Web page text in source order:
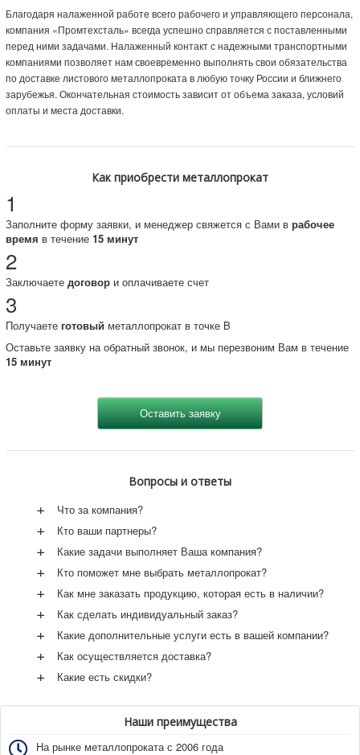
Благодаря налаженной работе всего рабочего и управляющего персонала,
компания «Промтехсталь» всегда успешно справляется с поставленными
перед ними задачами. Налаженный контакт с надежными транспортными
компаниями позволяет нам своевременно выполнять свои обязательства
по доставке листового металлопроката в любую точку России и ближнего
зарубежья. Окончательная стоимость зависит от объема заказа, условий
оплаты и места доставки.
Как приобрести металлопрокат
1
Заполните форму заявки, и менеджер свяжется с Вами в рабочее
время в течение 15 минут
2
Заключаете договори оплачиваете счет
3
Получаете готовый металлопрокат в точке B
Оставьте заявку на обратный звонок, и мы перезвоним Вам в течение
15 минут
Вопросы и ответы
+ Что за компания?
+ Кто ваши партнеры?
+ Какие задачи выполняет Ваша компания?
+ Кто поможет мне выбрать металлопрокат?
+ Как мне заказать продукцию, которая есть в наличии?
+ Как сделать индивидуальный заказ?
+ Какие дополнительные услуги есть в вашей компании?
+ Как осуществляется доставка?
+ Какие есть скидки?
Наши преимущества
На рынке металлопроката с 2006 года